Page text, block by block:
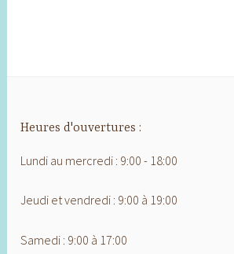
Heures d'ouvertures :
Lundi au mercredi : 9:00 - 18:00
Jeudi et vendredi : 9:00 à 19:00
Samedi : 9:00 à 17:00